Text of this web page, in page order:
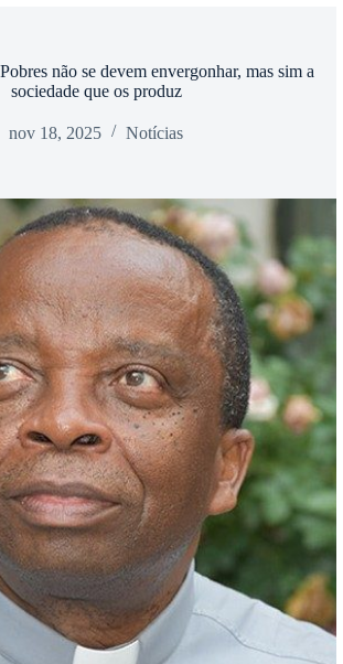
não se devem envergonhar, mas sim a
sociedade que os produz
nov 18, 2025 Notícias